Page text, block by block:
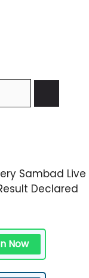
Sambad Live
Declared
Now